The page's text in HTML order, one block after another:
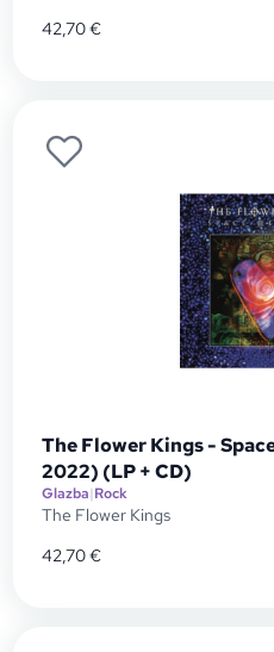
42,70€
The Flower Kings -
2022) (LP + CD)
Glazba|Rock
The Flower Kings
42,70€